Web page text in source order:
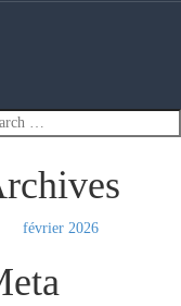
février 2026